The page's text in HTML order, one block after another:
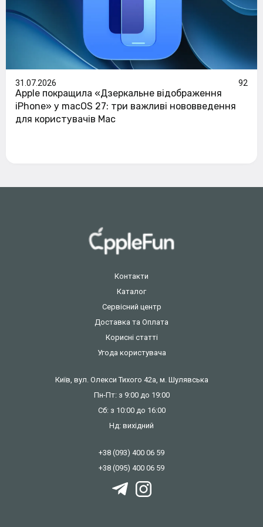
31.07.2026 92
Apple покращила «Дзеркальне відображення
iPhone» у macOS 27: три важливі нововведення
для користувачів Mac
Контакти
Каталог
Сервісний центр
Доставка та Оплата
Корисні статті
Угода користувача
Київ, вул. Олекси Тихого 42а, м. Шулявська
Пн-Пт: з 9:00 до 19:00
Сб: з 10:00 до 16:00
Нд: вихідний
+38 (093) 400 06 59
+38 (095) 400 06 59